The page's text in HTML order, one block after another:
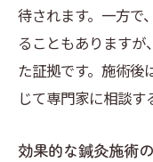
待されます。一方で
ることもあります
た証拠です。施術後
じて専門家に相談す
効果的な鍼灸施術